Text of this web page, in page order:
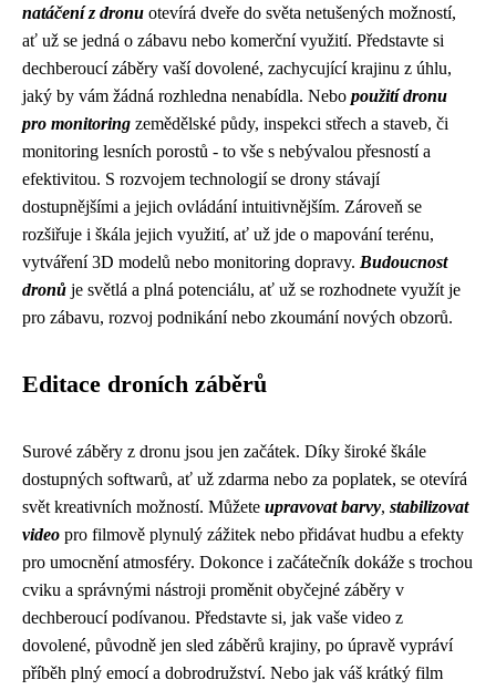
natáčení z dronu otevírá dveře do světa netušených možností,
ať už se jedná o zábavu nebo komerční využití. Představte si
dechberoucí záběry vaší dovolené, zachycující krajinu z úhlu,
jaký by vám žádná rozhledna nenabídla. Nebo použití dronu
pro monitoring zemědělské půdy, inspekci střech a staveb, či
monitoring lesních porostů - to vše s nebývalou přesností a
efektivitou. S rozvojem technologií se drony stávají
dostupnějšími a jejich ovládání intuitivnějším. Zároveň se
rozšiřuje i škála jejich využití, ať už jde o mapování terénu,
vytváření 3D modelů nebo monitoring dopravy. Budoucnost
dronů je světlá a plná potenciálu, ať už se rozhodnete využít je
pro zábavu, rozvoj podnikání nebo zkoumání nových obzorů.
Editace droních záběrů
Surové záběry z dronu jsou jen začátek. Díky široké škále
dostupných softwarů, ať už zdarma nebo za poplatek, se otevírá
svět kreativních možností. Můžete upravovat barvy, stabilizovat
video pro filmově plynulý zážitek nebo přidávat hudbu a efekty
pro umocnění atmosféry. Dokonce i začátečník dokáže s trochou
cviku a správnými nástroji proměnit obyčejné záběry v
dechberoucí podívanou. Představte si, jak vaše video z
dovolené, původně jen sled záběrů krajiny, po úpravě vypráví
příběh plný emocí a dobrodružství. Nebo jak váš krátký film